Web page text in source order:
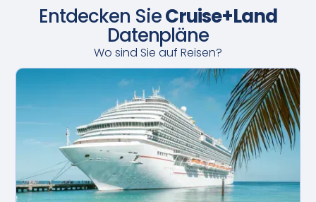
Entdecken SieCruise+Land
Datenpläne
Wo sind Sie auf Reisen?